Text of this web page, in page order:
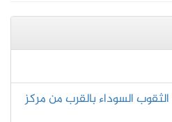
السوداء بالقرب من مركز